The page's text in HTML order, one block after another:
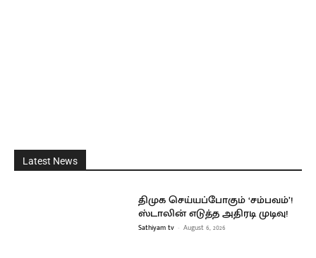
Latest News
திமுக செய்யப்போகும் ‘சம்பவம்’!
ஸ்டாலின் எடுத்த அதிரடி முடிவு!
Sathiyam tv - August 6, 2026